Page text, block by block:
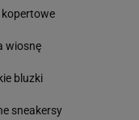
kopertowe
wiosnę
bluzki
sneakersy